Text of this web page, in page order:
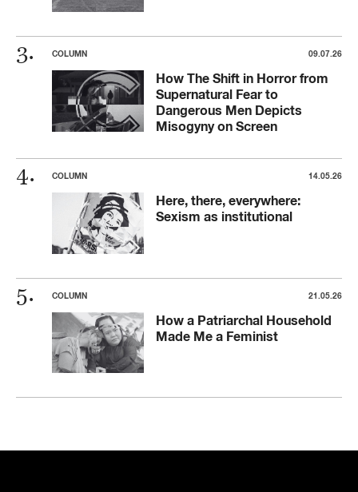
COLUMN 09.07.26
How The Shift in Horror from
Supernatural Fear to
Dangerous Men Depicts
Misogyny on Screen
COLUMN 14.05.26
Here, there, everywhere:
Sexism as institutional
COLUMN 21.05.26
How a Patriarchal Household
Made Me a Feminist